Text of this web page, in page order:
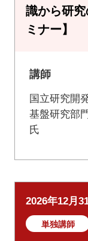
識から研
ミナー】
講師
国立研究開
基盤研究部
氏
2026年12月
単独講師